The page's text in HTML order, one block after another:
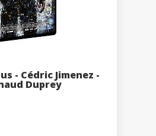
- Cédric Jimenez -
Duprey